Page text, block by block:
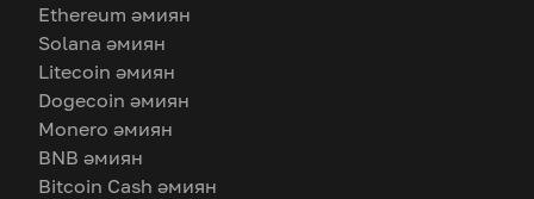
Ethereum әмиян
Solana әмиян
Litecoin әмиян
Dogecoin әмиян
Monero әмиян
BNB әмиян
Bitcoin Cash әмиян